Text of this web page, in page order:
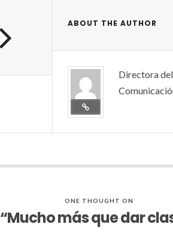
ABOUT THE AUTHOR
Directora
ONE THOUGHT ON
“Mucho más que dar